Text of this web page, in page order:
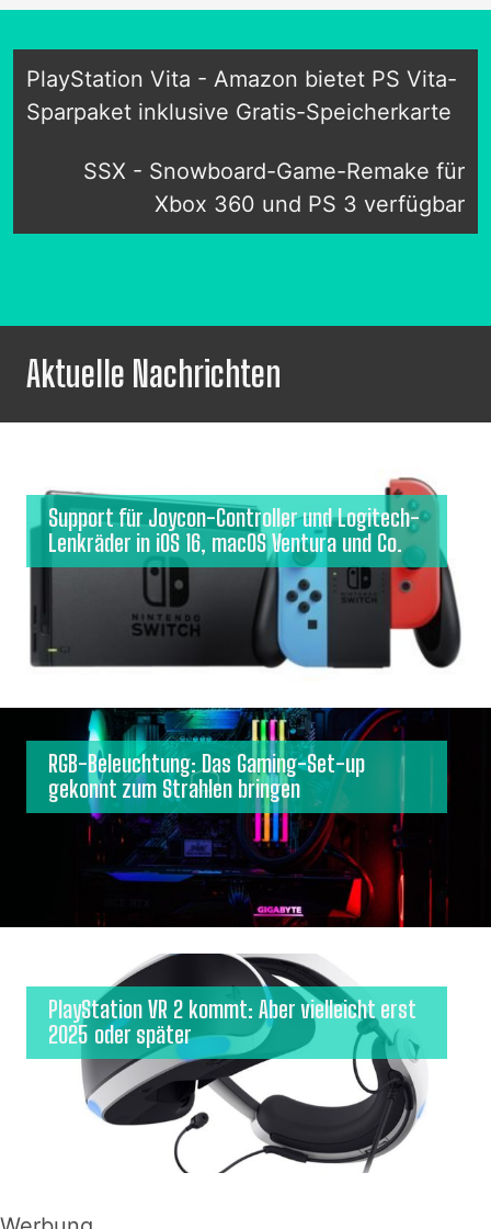
PlayStation Vita - Amazon bietet PS Vita-
Sparpaket inklusive Gratis-Speicherkarte
SSX - Snowboard-Game-Remake für
Xbox 360 und PS 3 verfügbar
Aktuelle Nachrichten
Support für Joycon-Controller und Logitech-
Lenkräder in iOS 16, macOS Ventura und Co.
RGB-Beleuchtung: Das Gaming-Set-up
gekonnt zum Strahlen bringen
PlayStation VR 2 kommt: Aber vielleicht erst
2025 oder später